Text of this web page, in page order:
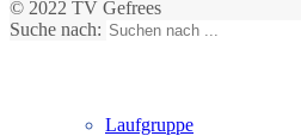
Laufgruppe
© 2022 TV Gefrees
Suche nach: